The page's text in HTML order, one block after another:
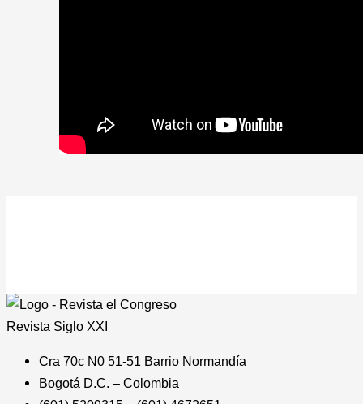
Revista Siglo XXI
Cra 70c N0 51-51 Barrio Normandía
Bogotá D.C. – Colombia